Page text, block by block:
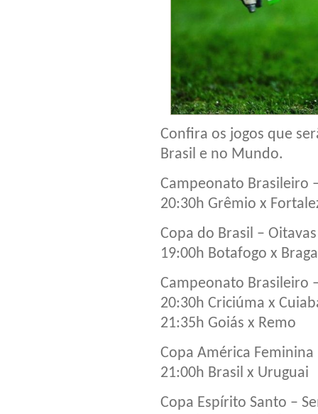
Confira os jogos que
Brasil e no Mundo.
Campeonato Brasileiro
20:30h Grêmio x
Copa do Brasil –
19:00h Botafogo x
Campeonato Brasileiro
20:30h Criciúma x
21:35h Goiás x Remo
Copa América
21:00h Brasil x Uruguai
Copa Espírito Santo –